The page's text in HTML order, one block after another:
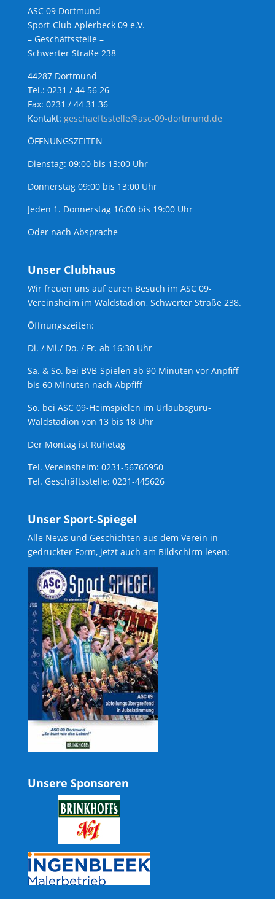
ASC 09 Dortmund
Sport-Club Aplerbeck 09 e.V.
– Geschäftsstelle –
Schwerter Straße 238
44287 Dortmund
Tel.: 0231 / 44 56 26
Fax: 0231 / 44 31 36
Kontakt: geschaeftsstelle@asc-09-dortmund.de
ÖFFNUNGSZEITEN
Dienstag: 09:00 bis 13:00 Uhr
Donnerstag 09:00 bis 13:00 Uhr
Jeden 1. Donnerstag 16:00 bis 19:00 Uhr
Oder nach Absprache
Unser Clubhaus
Wir freuen uns auf euren Besuch im ASC 09-
Vereinsheim im Waldstadion, Schwerter Straße 238.
Öffnungszeiten:
Di. / Mi./ Do. / Fr. ab 16:30 Uhr
Sa. & So. bei BVB-Spielen ab 90 Minuten vor Anpfiff
bis 60 Minuten nach Abpfiff
So. bei ASC 09-Heimspielen im Urlaubsguru-
Waldstadion von 13 bis 18 Uhr
Der Montag ist Ruhetag
Tel. Vereinsheim: 0231-56765950
Tel. Geschäftsstelle: 0231-445626
Unser Sport-Spiegel
Alle News und Geschichten aus dem Verein in
gedruckter Form, jetzt auch am Bildschirm lesen:
Unsere Sponsoren